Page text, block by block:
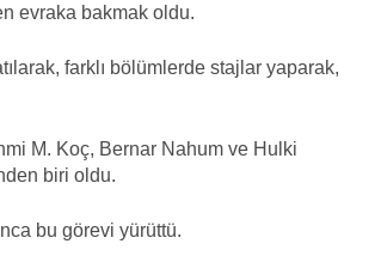
evraka bakmak oldu.
farklı bölümlerde stajlar yaparak,
M. Koç, Bernar Nahum ve Hulki
biri oldu.
bu görevi yürüttü.